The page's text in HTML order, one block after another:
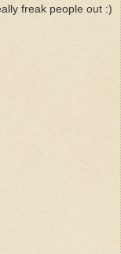
freak people out :)